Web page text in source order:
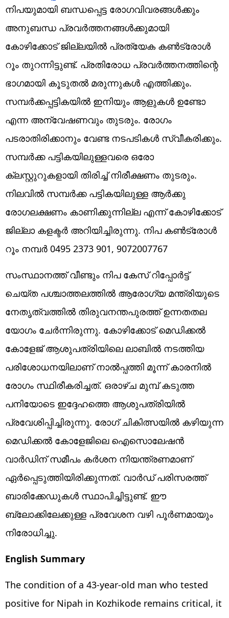
നിപയുമായി ബന്ധപ്പെട്ട രോഗവിവരങ്ങള്‍ക്കും
അനുബന്ധ പ്രവര്‍ത്തനങ്ങള്‍ക്കുമായി
കോഴിക്കോട് ജില്ലയില്‍ പ്രത്യേക കണ്‍ട്രോള്‍
റൂം തുറന്നിട്ടുണ്ട്. പ്രതിരോധ പ്രവര്‍ത്തനത്തിന്റെ
ഭാഗമായി കൂടുതല്‍ മരുന്നുകള്‍ എത്തിക്കും.
സമ്പര്‍ക്കപ്പട്ടികയില്‍ ഇനിയും ആളുകള്‍ ഉണ്ടോ
എന്ന അന്വേഷണവും തുടരും. രോഗം
പടരാതിരിക്കാനും വേണ്ട നടപടികള്‍ സ്വീകരിക്കും.
സമ്പര്‍ക്ക പട്ടികയിലുള്ളവരെ ഒരോ
ക്ലസ്റ്റുറുകളായി തിരിച്ച് നിരീക്ഷണം തുടരും.
നിലവില്‍ സമ്പര്‍ക്ക പട്ടികയിലുള്ള ആര്‍ക്കു
രോഗലക്ഷണം കാണിക്കുന്നില്ല എന്ന് കോഴിക്കോട്
ജില്ലാ കളക്ടര്‍ അറിയിച്ചിരുന്നു. നിപ കണ്‍ട്രോള്‍
റൂം നമ്പര്‍ 0495 2373 901, 9072007767
സംസ്ഥാനത്ത് വീണ്ടും നിപ കേസ് റിപ്പോര്‍ട്ട്
ചെയ്ത പശ്ചാത്തലത്തില്‍ ആരോഗ്യ മന്ത്രിയുടെ
നേതൃത്വത്തില്‍ തിരുവനന്തപുരത്ത് ഉന്നതതല
യോഗം ചേര്‍ന്നിരുന്നു. കോഴിക്കോട് മെഡിക്കല്‍
കോളേജ് ആശുപത്രിയിലെ ലാബില്‍ നടത്തിയ
പരിശോധനയിലാണ് നാല്‍പ്പത്തി മൂന്ന് കാരനില്‍
രോഗം സ്ഥിരീകരിച്ചത്. ഒരാഴ്ച മുമ്പ് കടുത്ത
പനിയോടെ ഇദ്ദേഹത്തെ ആശുപത്രിയില്‍
പ്രവേശിപ്പിച്ചിരുന്നു. രോഗ് ചികിത്സയില്‍ കഴിയുന്ന
മെഡിക്കല്‍ കോളേജിലെ ഐസൊലേഷന്‍
വാര്‍ഡിന് സമീപം കര്‍ശന നിയന്ത്രണമാണ്
ഏര്‍പ്പെടുത്തിയിരിക്കുന്നത്. വാര്‍ഡ് പരിസരത്ത്
ബാരിക്കേഡുകള്‍ സ്ഥാപിച്ചിട്ടുണ്ട്. ഈ
ബ്ലോക്കിലേക്കുള്ള പ്രവേശന വഴി പൂര്‍ണമായും
നിരോധിച്ചു.
English Summary
The condition of a 43-year-old man who tested
positive for Nipah in Kozhikode remains critical, it